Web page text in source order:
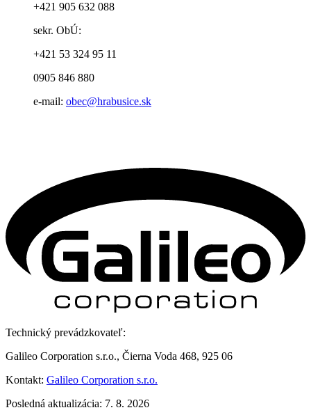
+421 905 632 088
sekr. ObÚ:
+421 53 324 95 11
0905 846 880
e-mail: obec@hrabusice.sk
Technický prevádzkovateľ:
Galileo Corporation s.r.o., Čierna Voda 468, 925 06
Kontakt: Galileo Corporation s.r.o.
Posledná aktualizácia: 7. 8. 2026